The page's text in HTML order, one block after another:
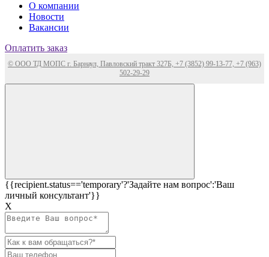
О компании
Новости
Вакансии
Оплатить заказ
© ООО ТД МОПС г. Барнаул, Павловский тракт 327Б, +7 (3852) 99-13-77, +7 (963)
502-29-29
{{recipient.status=='temporary'?'Задайте нам вопрос':'Ваш
личный консультант'}}
Х